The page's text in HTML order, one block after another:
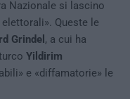
Nazionale si lascino
Queste le
Grindel , a cui ha
Yildirim
e «diffamatorie» le